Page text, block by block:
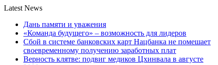
Latest News
Дань памяти и уважения
«Команда будущего» – возможность для лидеров
Сбой в системе банковских карт Нацбанка не помешает
своевременному получению заработных плат
Верность клятве: подвиг медиков Цхинвала в августе